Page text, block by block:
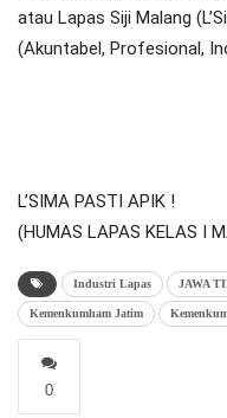
atau Lapas Siji Malang
(Akuntabel, Profesional,
L’SIMA PASTI APIK !
(HUMAS LAPAS KELAS I
Industri Lapas JAWA
Kemenkumham Jatim
0